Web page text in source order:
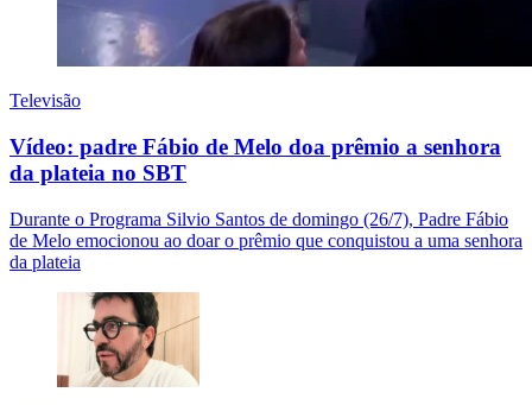
Televisão
Vídeo: padre Fábio de Melo doa prêmio a senhora
da plateia no SBT
Durante o Programa Silvio Santos de domingo (26/7), Padre Fábio
de Melo emocionou ao doar o prêmio que conquistou a uma senhora
da plateia